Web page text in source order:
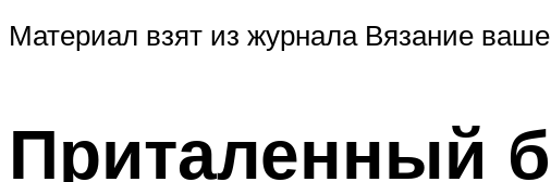
Материал взят из журнала Вязание
Приталенный